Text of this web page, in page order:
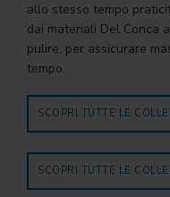
allo stesso tempo
dai materiali Del Conca
pulire, per assicurare
tempo.
SCOPRI TUTTE LE
SCOPRI TUTTE LE